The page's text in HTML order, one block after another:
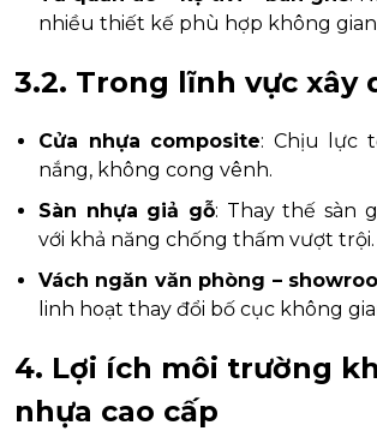
nhiều thiết kế phù hợp không
3.2. Trong lĩnh vực xây
Cửa nhựa composite: Chịu lực
nắng, không cong vênh.
Sàn nhựa giả gỗ: Thay thế sàn
với khả năng chống thấm vượt trội.
Vách ngăn văn phòng –
linh hoạt thay đổi bố cục không
4. Lợi ích môi trường
nhựa cao cấp